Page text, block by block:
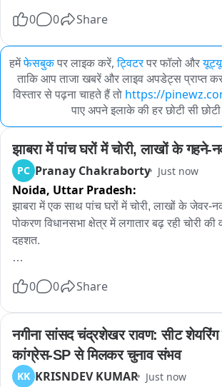
0
0 Share
हमेंफेसबुकपर लाइक करें, ट्विटरपर फॉलो और
ताकि आप ताजा खबरें और लाइव अपडेट्स प्राप्त
विस्तार से पढ़ना चाहते हैं तो https://
पाए अपने इलाके की हर छोटी सी
झाबरा में पांच घरों में चोरी, लाखों के गहने-
PC Pranay Chakraborty Just now
Noida, Uttar Pradesh:
झाबरा में एक साथ पांच घरों में चोरी, लाखों के जेवर-
पोकरण विधानसभा क्षेत्र में लगातार बढ़ रही चोरी की
दहशत.
खेतोलाई गांव में हुई चोरी के बाद अब भणियाणा थाना
बुधवार देर रात अज्ञात चोरों ने एक साथ पांच घरों को
तोड़ दिए। इस बड़ी वारदात से पूरे गांव में दहशत का
रामदेवरा मेले से पहले लगातार हो रही चोरी की घटनाओं
0 0 Share
नगीना सांसद चंद्रशेखर रावण: सीट शेयरिंग
कांग्रेस-SP से मिलकर चुनाव संभव
KK KRISNDEV KUMAR Just now